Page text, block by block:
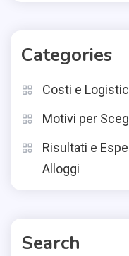
Categories
Costi e
Motivi per
Risultati e
Alloggi
Search